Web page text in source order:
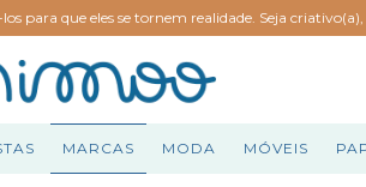
para que eles se tornem realidade. Seja
MARCAS MODA MÓVEIS